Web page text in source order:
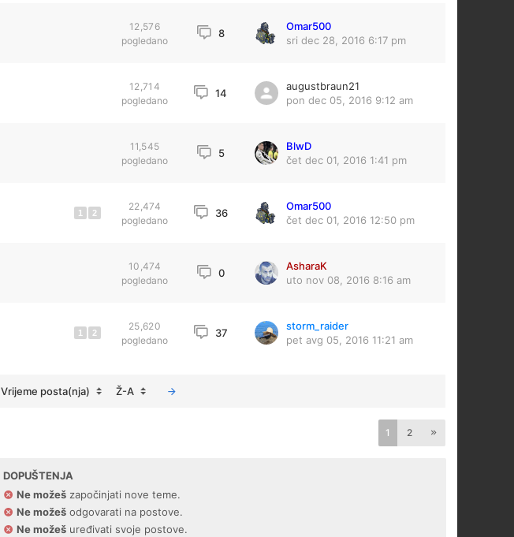
12,576
pogledano
8
Omar500
sri dec 28, 2016 6:17 pm
12,714
pogledano
14
augustbraun21
pon dec 05, 2016 9:12 am
11,545
pogledano
5
BlwD
čet dec 01, 2016 1:41 pm
1 2
22,474
pogledano
36
Omar500
čet dec 01, 2016 12:50 pm
10,474
pogledano
0
AsharaK
uto nov 08, 2016 8:16 am
1 2
25,620
pogledano
37
storm_raider
pet avg 05, 2016 11:21 am
Vrijeme posta(nja) Ž-A
1 2
DOPUŠTENJA
Ne možešzapočinjati nove teme.
Ne možešodgovarati na postove.
Ne možešuređivati svoje postove.